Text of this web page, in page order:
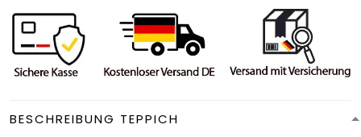
BESCHREIBUNG TEPPICH